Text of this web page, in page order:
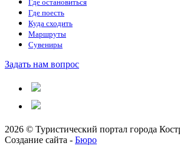
Где остановиться
Где поесть
Куда сходить
Маршруты
Сувениры
Задать нам вопрос
2026 © Туристический портал города
Создание сайта - Бюро